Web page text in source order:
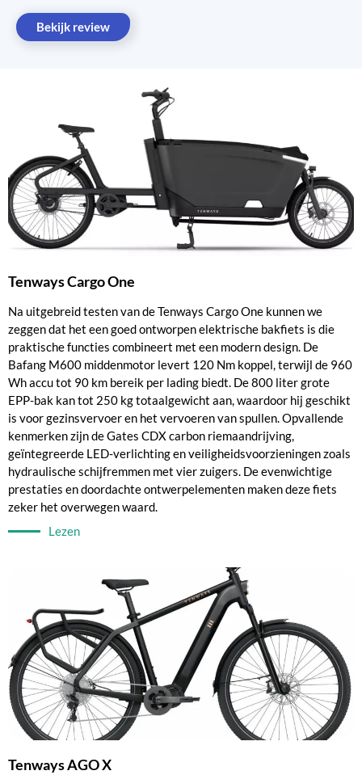
Bekijk review
Tenways Cargo One
Na uitgebreid testen van de Tenways Cargo One kunnen we
zeggen dat het een goed ontworpen elektrische bakfiets is die
praktische functies combineert met een modern design. De
Bafang M600 middenmotor levert 120 Nm koppel, terwijl de 960
Wh accu tot 90 km bereik per lading biedt. De 800 liter grote
EPP-bak kan tot 250 kg totaalgewicht aan, waardoor hij geschikt
is voor gezinsvervoer en het vervoeren van spullen. Opvallende
kenmerken zijn de Gates CDX carbon riemaandrijving,
geïntegreerde LED-verlichting en veiligheidsvoorzieningen zoals
hydraulische schijfremmen met vier zuigers. De evenwichtige
prestaties en doordachte ontwerpelementen maken deze fiets
zeker het overwegen waard.
Lezen
Tenways AGO X